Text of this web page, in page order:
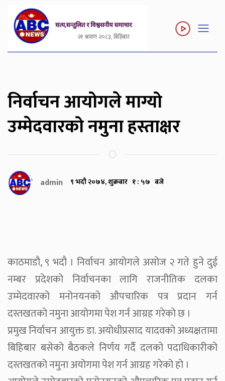
२१ श्रावण २०८३, बिहिबार
निर्वाचन आयोगले माग्यो
उम्मेदवारको नमुना हस्ताक्षर
admin ९ भदौ २०७४, शुक्रबार १ : ५७ बजे
काठमाडौ, ९ भदौ । निर्वाचन आयोगले असोज २ गते हुने दुई
नम्बर प्रदेशको निर्वाचनका लागि राजनीतिक दलका
उम्मेदवारको मनोनयनको औपचारिक पत्र प्रदान गर्न
दस्तखतको नमुना आयोगमा पेश गर्न आग्रह गरेको छ ।
प्रमुख निर्वाचन आयुक्त डा. अयोधीप्रसाद यादवको अध्यक्षतामा
बिहिबार बसेको बैठकले निर्णय गर्दै दलको पदाधिकारीको
दस्तखतको नमुना अयोगमा पेश गर्न आग्रह गरेको हो ।